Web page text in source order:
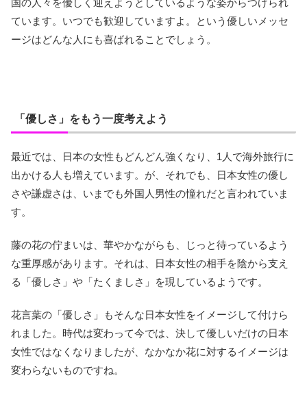
ています。いつでも歓迎していますよ。という優しいメッセ
ージはどんな人にも喜ばれることでしょう。
「優しさ」をもう一度考えよう
最近では、日本の女性もどんどん強くなり、1人で海外旅行に
出かける人も増えています。が、それでも、日本女性の優し
さや謙虚さは、いまでも外国人男性の憧れだと言われていま
す。
藤の花の佇まいは、華やかながらも、じっと待っているよう
な重厚感があります。それは、日本女性の相手を陰から支え
る「優しさ」や「たくましさ」を現しているようです。
花言葉の「優しさ」もそんな日本女性をイメージして付けら
れました。時代は変わって今では、決して優しいだけの日本
女性ではなくなりましたが、なかなか花に対するイメージは
変わらないものですね。